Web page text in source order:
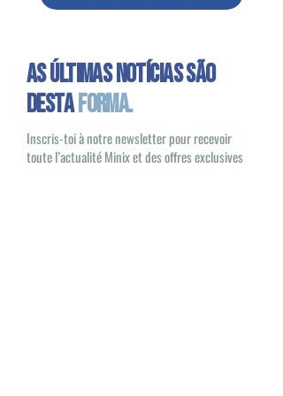
As últimas notícias são
destaforma.
Inscris-toi à notre newsletter pour recevoir
toute l’actualité Minix et des offres exclusives